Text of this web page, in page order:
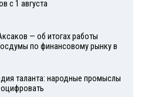
с 1 августа
— об итогах работы
по финансовому рынку в
таланта: народные промыслы